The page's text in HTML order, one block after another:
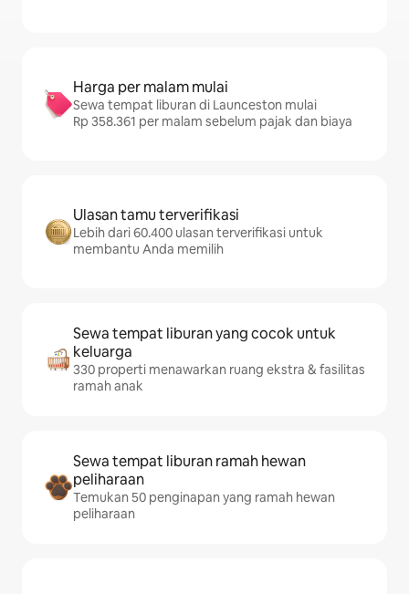
Harga per malam mulai
Sewa tempat liburan di Launceston mulai
Rp 358.361 per malam sebelum pajak dan biaya
Ulasan tamu terverifikasi
Lebih dari 60.400 ulasan terverifikasi untuk
membantu Anda memilih
Sewa tempat liburan yang cocok untuk
keluarga
330 properti menawarkan ruang ekstra & fasilitas
ramah anak
Sewa tempat liburan ramah hewan
peliharaan
Temukan 50 penginapan yang ramah hewan
peliharaan